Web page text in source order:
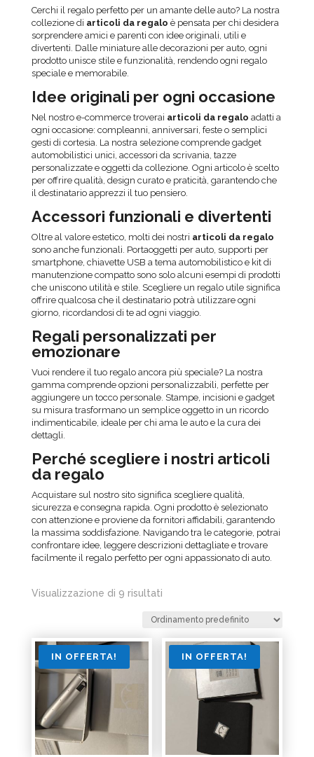
Cerchi il regalo perfetto per un amante delle auto? La nostra
collezione di articoli da regalo è pensata per chi desidera
sorprendere amici e parenti con idee originali, utili e
divertenti. Dalle miniature alle decorazioni per auto, ogni
prodotto unisce stile e funzionalità, rendendo ogni regalo
speciale e memorabile.
Idee originali per ogni occasione
Nel nostro e-commerce troverai articoli da regalo adatti a
ogni occasione: compleanni, anniversari, feste o semplici
gesti di cortesia. La nostra selezione comprende gadget
automobilistici unici, accessori da scrivania, tazze
personalizzate e oggetti da collezione. Ogni articolo è scelto
per offrire qualità, design curato e praticità, garantendo che
il destinatario apprezzi il tuo pensiero.
Accessori funzionali e divertenti
Oltre al valore estetico, molti dei nostri articoli da regalo
sono anche funzionali. Portaoggetti per auto, supporti per
smartphone, chiavette USB a tema automobilistico e kit di
manutenzione compatto sono solo alcuni esempi di prodotti
che uniscono utilità e stile. Scegliere un regalo utile significa
offrire qualcosa che il destinatario potrà utilizzare ogni
giorno, ricordandosi di te ad ogni viaggio.
Regali personalizzati per
emozionare
Vuoi rendere il tuo regalo ancora più speciale? La nostra
gamma comprende opzioni personalizzabili, perfette per
aggiungere un tocco personale. Stampe, incisioni e gadget
su misura trasformano un semplice oggetto in un ricordo
indimenticabile, ideale per chi ama le auto e la cura dei
dettagli.
Perché scegliere i nostri articoli
da regalo
Acquistare sul nostro sito significa scegliere qualità,
sicurezza e consegna rapida. Ogni prodotto è selezionato
con attenzione e proviene da fornitori affidabili, garantendo
la massima soddisfazione. Navigando tra le categorie, potrai
confrontare idee, leggere descrizioni dettagliate e trovare
facilmente il regalo perfetto per ogni appassionato di auto.
Visualizzazione di 9 risultati
IN OFFERTA! IN OFFERTA!